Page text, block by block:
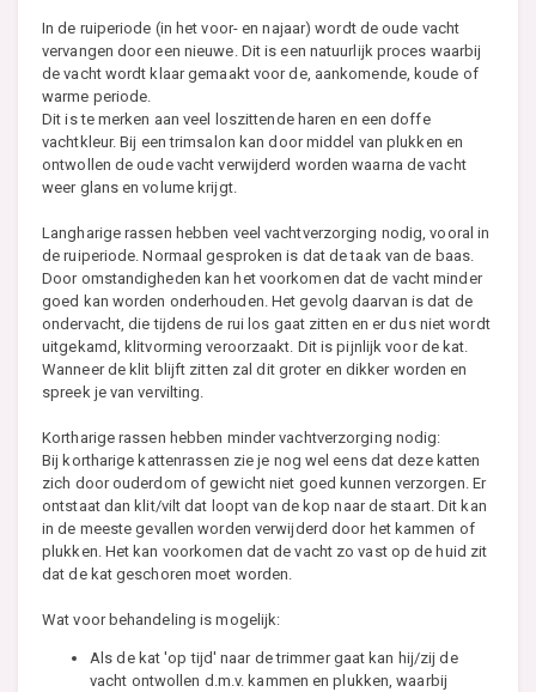
In de ruiperiode (in het voor- en najaar) wordt de oude vacht
vervangen door een nieuwe. Dit is een natuurlijk proces waarbij
de vacht wordt klaar gemaakt voor de, aankomende, koude of
warme periode.
Dit is te merken aan veel loszittende haren en een doffe
vachtkleur. Bij een trimsalon kan door middel van plukken en
ontwollen de oude vacht verwijderd worden waarna de vacht
weer glans en volume krijgt.
Langharige rassen hebben veel vachtverzorging nodig, vooral in
de ruiperiode. Normaal gesproken is dat de taak van de baas.
Door omstandigheden kan het voorkomen dat de vacht minder
goed kan worden onderhouden. Het gevolg daarvan is dat de
ondervacht, die tijdens de rui los gaat zitten en er dus niet wordt
uitgekamd, klitvorming veroorzaakt. Dit is pijnlijk voor de kat.
Wanneer de klit blijft zitten zal dit groter en dikker worden en
spreek je van vervilting.
Kortharige rassen hebben minder vachtverzorging nodig:
Bij kortharige kattenrassen zie je nog wel eens dat deze katten
zich door ouderdom of gewicht niet goed kunnen verzorgen. Er
ontstaat dan klit/vilt dat loopt van de kop naar de staart. Dit kan
in de meeste gevallen worden verwijderd door het kammen of
plukken. Het kan voorkomen dat de vacht zo vast op de huid zit
dat de kat geschoren moet worden.
Wat voor behandeling is mogelijk:
Als de kat 'op tijd' naar de trimmer gaat kan hij/zij de
vacht ontwollen d.m.v. kammen en plukken, waarbij